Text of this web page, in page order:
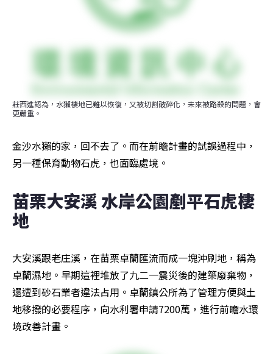
莊西進認為，水獺棲地已難以恢復，又被切割破碎化，未來被路殺的問題，會
更嚴重。
金沙水獺的家，回不去了。而在前瞻計畫的試誤過程中，
另一種保育動物石虎，也面臨處境。
苗栗大安溪 水岸公園剷平石虎棲
地
大安溪跟老庄溪，在苗栗卓蘭匯流而成一塊沖刷地，稱為
卓蘭濕地。早期這裡堆放了九二一震災後的建築廢棄物，
還遭到砂石業者違法占用。卓蘭鎮公所為了管理方便與土
地移撥的必要程序，向水利署申請7200萬，進行前瞻水環
境改善計畫。